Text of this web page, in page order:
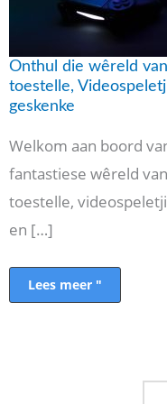
Onthul die wêreld
toestelle,
geskenke
Welkom aan boord
fantastiese wêreld
toestelle,
en […]
opwindende
geskenke
Lees meer "